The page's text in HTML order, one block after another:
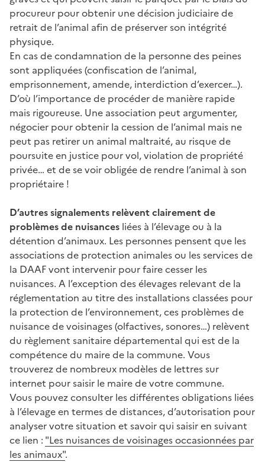
procureur pour obtenir une décision judiciaire de
retrait de l’animal afin de préserver son intégrité
physique.
En cas de condamnation de la personne des peines
sont appliquées (confiscation de l’animal,
emprisonnement, amende, interdiction d’exercer…).
D’où l’importance de procéder de manière rapide
mais rigoureuse. Une association peut argumenter,
négocier pour obtenir la cession de l’animal mais ne
peut pas retirer un animal maltraité, au risque de
poursuite en justice pour vol, violation de propriété
privée… et de se voir obligée de rendre l’animal à son
propriétaire !
D’autres signalements relèvent clairement de
problèmes de nuisances liées à l’élevage ou à la
détention d’animaux. Les personnes pensent que les
associations de protection animales ou les services de
la DAAF vont intervenir pour faire cesser les
nuisances. A l’exception des élevages relevant de la
réglementation au titre des installations classées pour
la protection de l’environnement, ces problèmes de
nuisance de voisinages (olfactives, sonores…) relèvent
du règlement sanitaire départemental qui est de la
compétence du maire de la commune. Vous
trouverez de nombreux modèles de lettres sur
internet pour saisir le maire de votre commune.
Vous pouvez consulter les différentes obligations liées
à l’élevage en termes de distances, d’autorisation pour
analyser votre situation et savoir qui saisir en suivant
ce lien : "Les nuisances de voisinages occasionnées par
les animaux".